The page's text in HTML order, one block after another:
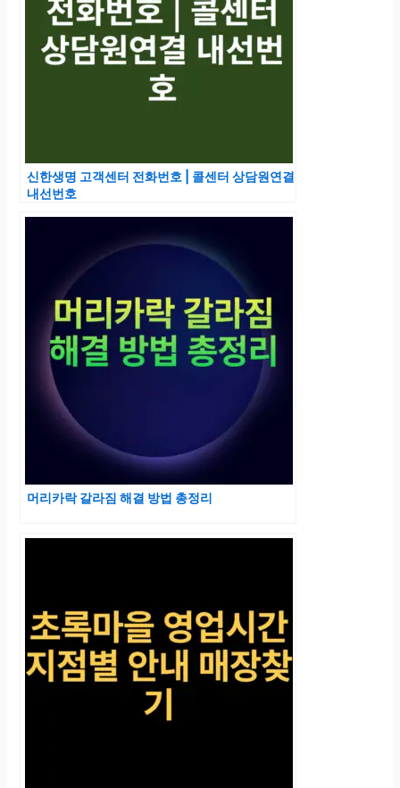
신한생명 고객센터 전화번호 | 콜센터 상담원연결
내선번호
머리카락 갈라짐 해결 방법 총정리